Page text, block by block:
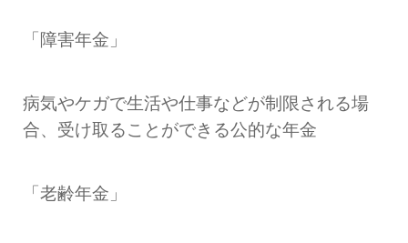
「障害年金」
病気やケガで生活や仕事などが制限される場
合、受け取ることができる公的な年金
「老齢年金」